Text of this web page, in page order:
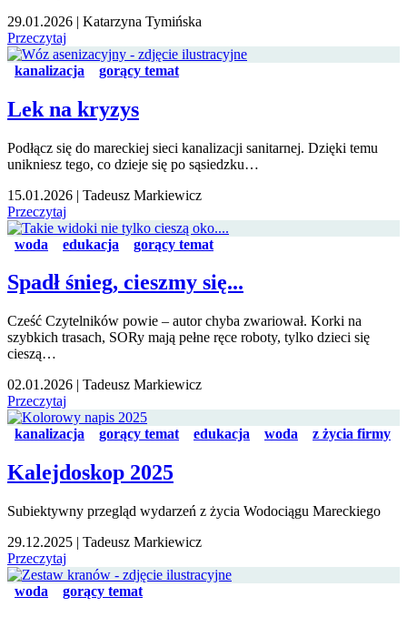
29.01.2026 | Katarzyna Tymińska
Przeczytaj
kanalizacja gorący temat
Lek na kryzys
Podłącz się do mareckiej sieci kanalizacji sanitarnej. Dzięki temu
unikniesz tego, co dzieje się po sąsiedzku…
15.01.2026 | Tadeusz Markiewicz
Przeczytaj
woda edukacja gorący temat
Spadł śnieg, cieszmy się...
Cześć Czytelników powie – autor chyba zwariował. Korki na
szybkich trasach, SORy mają pełne ręce roboty, tylko dzieci się
cieszą…
02.01.2026 | Tadeusz Markiewicz
Przeczytaj
kanalizacja gorący temat edukacja woda z życia firmy
Kalejdoskop 2025
Subiektywny przegląd wydarzeń z życia Wodociągu Mareckiego
29.12.2025 | Tadeusz Markiewicz
Przeczytaj
woda gorący temat